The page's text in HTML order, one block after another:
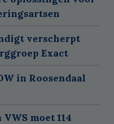
verscherpt
Exact
in Roosendaal
moet 114